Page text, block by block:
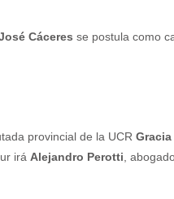
Cáceres se postula como
provincial de la UCR
irá Alejandro Perotti,